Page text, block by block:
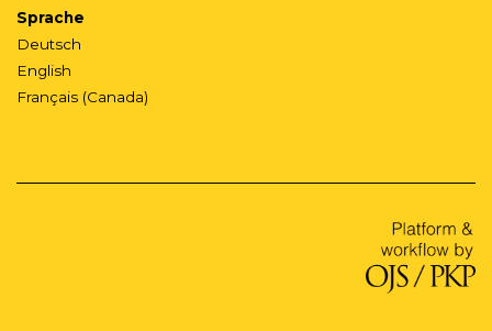
Sprache
Deutsch
English
Français (Canada)